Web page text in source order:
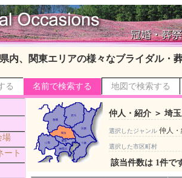
内、関東エリアの様々なブライダル・
る 名前で検索する 地図で検索する
場
ート
仲人・紹介 ＞ 埼
選択したジャンル 仲人
選択した市区町村
該当件数は 1件で